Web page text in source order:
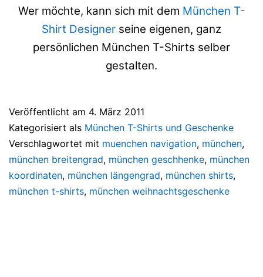
Wer möchte, kann sich mit dem München T-
Shirt Designer seine eigenen, ganz
persönlichen München T-Shirts selber
gestalten.
Veröffentlicht am 4. März 2011
Kategorisiert als München T-Shirts und Geschenke
Verschlagwortet mit muenchen navigation, münchen,
münchen breitengrad, münchen geschhenke, münchen
koordinaten, münchen längengrad, münchen shirts,
münchen t-shirts, münchen weihnachtsgeschenke